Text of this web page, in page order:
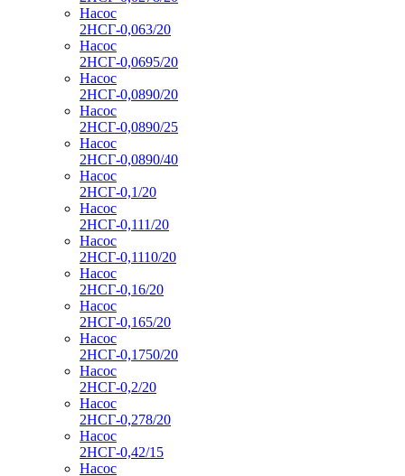
Насос
2НСГ-0,063/20
Насос
2НСГ-0,0695/20
Насос
2НСГ-0,0890/20
Насос
2НСГ-0,0890/25
Насос
2НСГ-0,0890/40
Насос
2НСГ-0,1/20
Насос
2НСГ-0,111/20
Насос
2НСГ-0,1110/20
Насос
2НСГ-0,16/20
Насос
2НСГ-0,165/20
Насос
2НСГ-0,1750/20
Насос
2НСГ-0,2/20
Насос
2НСГ-0,278/20
Насос
2НСГ-0,42/15
Насос